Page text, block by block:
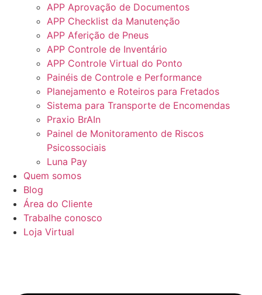
APP Aprovação de Documentos
APP Checklist da Manutenção
APP Aferição de Pneus
APP Controle de Inventário
APP Controle Virtual do Ponto
Painéis de Controle e Performance
Planejamento e Roteiros para Fretados
Sistema para Transporte de Encomendas
Praxio BrAIn
Painel de Monitoramento de Riscos
Psicossociais
Luna Pay
Quem somos
Blog
Área do Cliente
Trabalhe conosco
Loja Virtual